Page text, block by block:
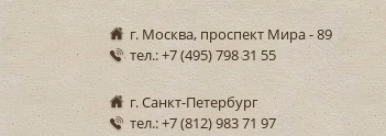
г. Москва, проспект Мира - 89
тел.: +7 (495) 798 31 55
г. Санкт-Петербург
тел.: +7 (812) 983 71 97